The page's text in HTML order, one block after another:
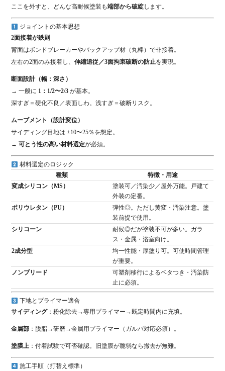
ここを外すと、どんな高耐候塗装も端部から破綻します。
ジョイントの基本思想
2面接着が鉄則
背面はボンドブレーカーやバックアップ材（丸棒）で非接着。
左右の2面のみ接着し、伸縮追従／3面拘束破断の防止を実現。
断面設計（幅：深さ）
→ 一般に 1：1/2〜2/3 が基本。
深すぎ＝硬化不良／表面しわ。浅すぎ＝破断リスク。
ムーブメント（設計変位）
サイディング目地は ±10〜25％を想定。
→可とう性の高い材料選定が必須。
材料選定のロジック
種類
特徴・用途
変成シリコン（MS）
塗装可／汚染少／屋外万能。戸建て
外装の定番。
ポリウレタン（PU）
弾性◎。ただし黄変・汚染注意。塗
装前提で使用。
シリコーン
耐候◎だが塗装不可が多い。ガラ
ス・金属・浴室向け。
2成分型
均一性能・厚塗り可。可使時間管理
が重要。
ノンブリード
可塑剤移行によるベタつき・汚染防
止に必須。
下地とプライマー適合
サイディング：粉化除去→専用プライマー→既定時間内に充填。
金属部 ：脱脂→研磨→金属用プライマー（ガルバ対応必須）。
塗膜上 ：付着試験で可否確認。旧塗膜が脆弱なら撤去が無難。
施工手順（打替え標準）